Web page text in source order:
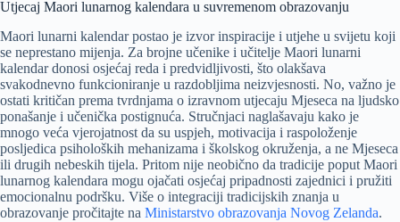
Utjecaj Maori lunarnog kalendara u suvremenom obrazovanju
Maori lunarni kalendar postao je izvor inspiracije i utjehe u svijetu koji
se neprestano mijenja. Za brojne učenike i učitelje Maori lunarni
kalendar donosi osjećaj reda i predvidljivosti, što olakšava
svakodnevno funkcioniranje u razdobljima neizvjesnosti. No, važno je
ostati kritičan prema tvrdnjama o izravnom utjecaju Mjeseca na ljudsko
ponašanje i učenička postignuća. Stručnjaci naglašavaju kako je
mnogo veća vjerojatnost da su uspjeh, motivacija i raspoloženje
posljedica psiholoških mehanizama i školskog okruženja, a ne Mjeseca
ili drugih nebeskih tijela. Pritom nije neobično da tradicije poput Maori
lunarnog kalendara mogu ojačati osjećaj pripadnosti zajednici i pružiti
emocionalnu podršku. Više o integraciji tradicijskih znanja u
obrazovanje pročitajte na Ministarstvo obrazovanja Novog Zelanda.